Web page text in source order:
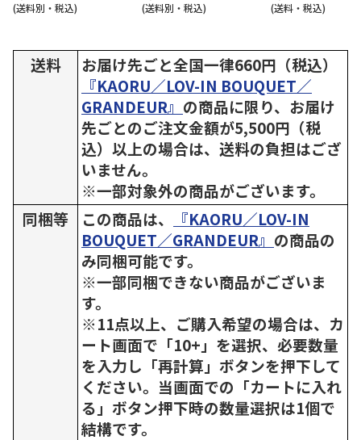
(送料別・税込) (送料別・税込) (送料・税込)
送料
お届け先ごと全国一律660円（税込）
『KAORU／LOV-IN BOUQUET／
GRANDEUR』 の商品に限り、お届け
先ごとのご注文金額が5,500円（税
込）以上の場合は、送料の負担はござ
いません。
※一部対象外の商品がございます。
同梱等
この商品は、
『KAORU／LOV-IN
BOUQUET／GRANDEUR』 の商品の
み同梱可能です。
※一部同梱できない商品がございま
す。
※11点以上、ご購入希望の場合は、カ
ート画面で「10+」を選択、必要数量
を入力し「再計算」ボタンを押下して
ください。当画面での「カートに入れ
る」ボタン押下時の数量選択は1個で
結構です。